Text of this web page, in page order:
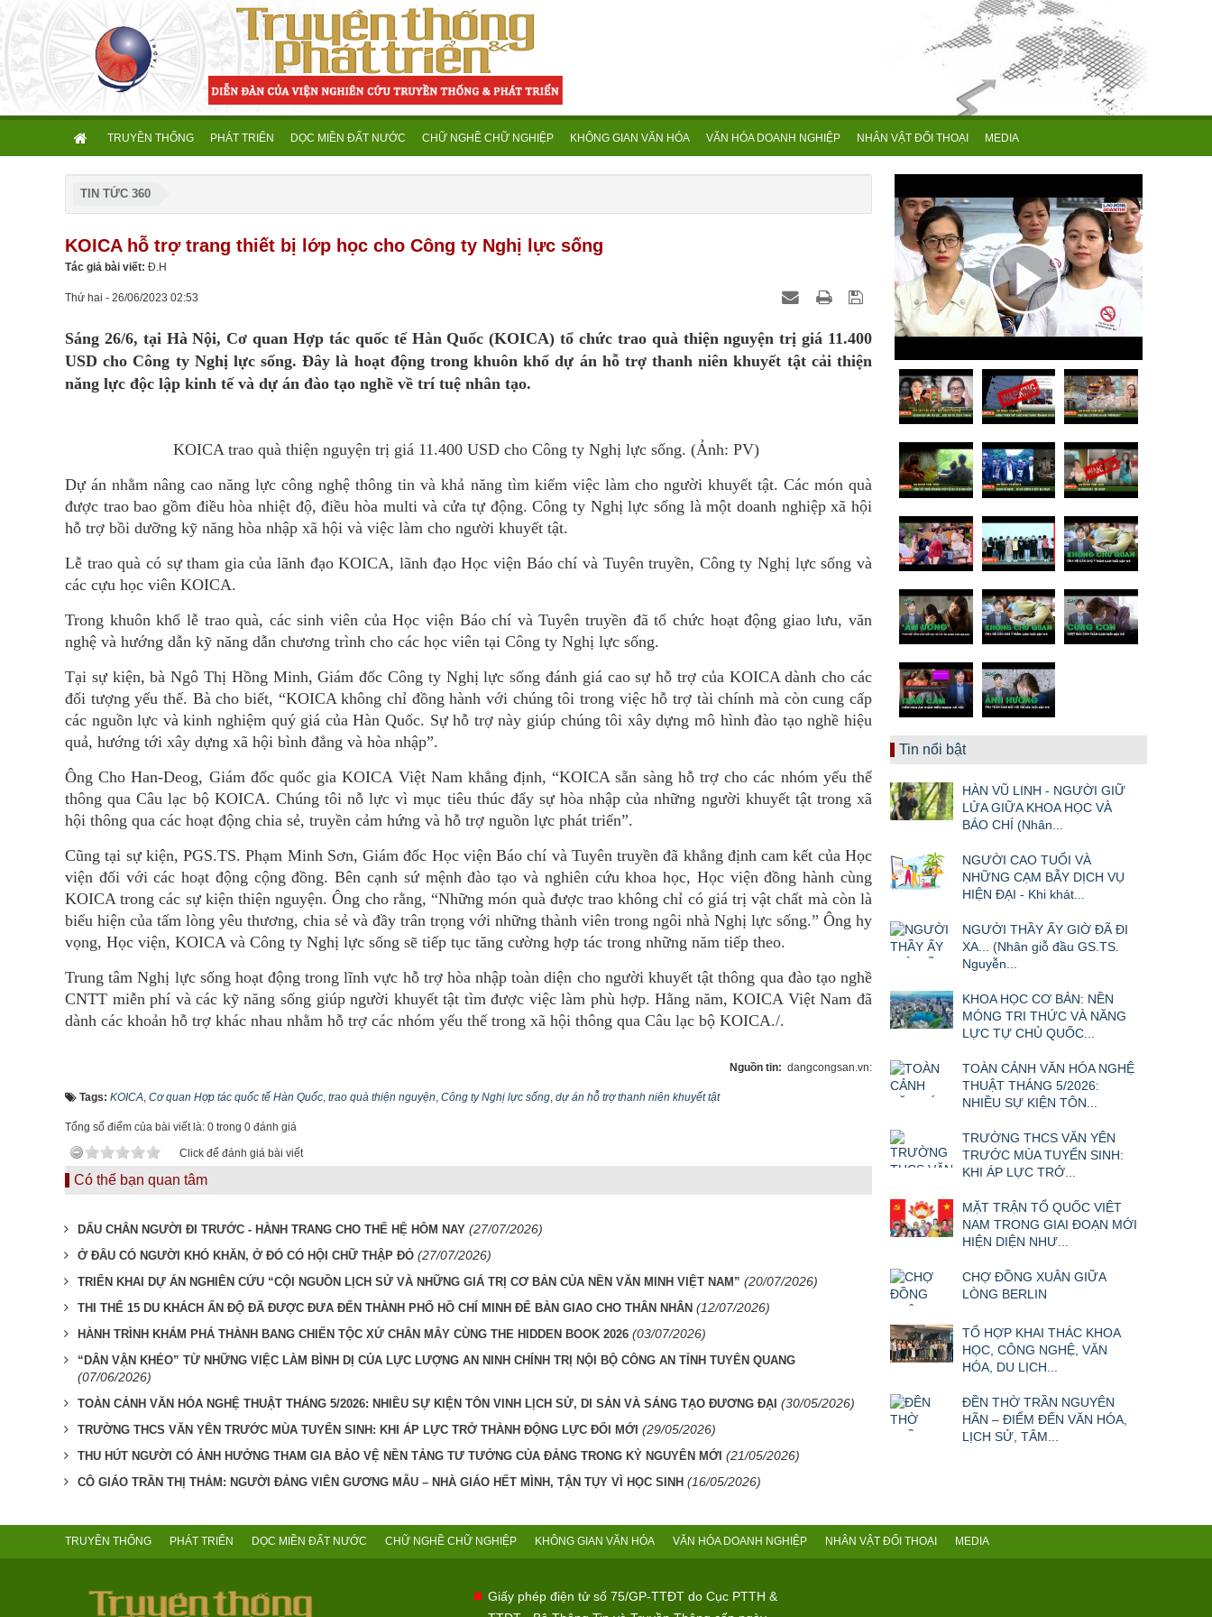
TRUYỀN THỐNG PHÁT TRIỂN DỌC MIỀN ĐẤT NƯỚC CHỮ NGHỀ CHỮ NGHIỆP KHÔNG GIAN VĂN HÓA VĂN HÓA DOANH NGHIỆP NHÂN VẬT ĐỐI THOẠI MEDIA
TIN TỨC 360
KOICA hỗ trợ trang thiết bị lớp học cho Công ty Nghị lực sống
Tác giả bài viết: Đ.H
Thứ hai - 26/06/2023 02:53
Sáng 26/6, tại Hà Nội, Cơ quan Hợp tác quốc tế Hàn Quốc (KOICA) tổ chức trao quà thiện nguyện trị giá 11.400
USD cho Công ty Nghị lực sống. Đây là hoạt động trong khuôn khổ dự án hỗ trợ thanh niên khuyết tật cải thiện
năng lực độc lập kinh tế và dự án đào tạo nghề về trí tuệ nhân tạo.
KOICA trao quà thiện nguyện trị giá 11.400 USD cho Công ty Nghị lực sống. (Ảnh: PV)
Dự án nhằm nâng cao năng lực công nghệ thông tin và khả năng tìm kiếm việc làm cho người khuyết tật. Các món quà
được trao bao gồm điều hòa nhiệt độ, điều hòa multi và cửa tự động. Công ty Nghị lực sống là một doanh nghiệp xã hội
hỗ trợ bồi dưỡng kỹ năng hòa nhập xã hội và việc làm cho người khuyết tật.
Lễ trao quà có sự tham gia của lãnh đạo KOICA, lãnh đạo Học viện Báo chí và Tuyên truyền, Công ty Nghị lực sống và
các cựu học viên KOICA.
Trong khuôn khổ lễ trao quà, các sinh viên của Học viện Báo chí và Tuyên truyền đã tổ chức hoạt động giao lưu, văn
nghệ và hướng dẫn kỹ năng dẫn chương trình cho các học viên tại Công ty Nghị lực sống.
Tại sự kiện, bà Ngô Thị Hồng Minh, Giám đốc Công ty Nghị lực sống đánh giá cao sự hỗ trợ của KOICA dành cho các
đối tượng yếu thế. Bà cho biết, “KOICA không chỉ đồng hành với chúng tôi trong việc hỗ trợ tài chính mà còn cung cấp
các nguồn lực và kinh nghiệm quý giá của Hàn Quốc. Sự hỗ trợ này giúp chúng tôi xây dựng mô hình đào tạo nghề hiệu
quả, hướng tới xây dựng xã hội bình đẳng và hòa nhập”.
Ông Cho Han-Deog, Giám đốc quốc gia KOICA Việt Nam khẳng định, “KOICA sẵn sàng hỗ trợ cho các nhóm yếu thế
thông qua Câu lạc bộ KOICA. Chúng tôi nỗ lực vì mục tiêu thúc đẩy sự hòa nhập của những người khuyết tật trong xã
hội thông qua các hoạt động chia sẻ, truyền cảm hứng và hỗ trợ nguồn lực phát triển”.
Cũng tại sự kiện, PGS.TS. Phạm Minh Sơn, Giám đốc Học viện Báo chí và Tuyên truyền đã khẳng định cam kết của Học
viện đối với các hoạt động cộng đồng. Bên cạnh sứ mệnh đào tạo và nghiên cứu khoa học, Học viện đồng hành cùng
KOICA trong các sự kiện thiện nguyện. Ông cho rằng, “Những món quà được trao không chỉ có giá trị vật chất mà còn là
biểu hiện của tấm lòng yêu thương, chia sẻ và đầy trân trọng với những thành viên trong ngôi nhà Nghị lực sống.” Ông hy
vọng, Học viện, KOICA và Công ty Nghị lực sống sẽ tiếp tục tăng cường hợp tác trong những năm tiếp theo.
Trung tâm Nghị lực sống hoạt động trong lĩnh vực hỗ trợ hòa nhập toàn diện cho người khuyết tật thông qua đào tạo nghề
CNTT miễn phí và các kỹ năng sống giúp người khuyết tật tìm được việc làm phù hợp. Hằng năm, KOICA Việt Nam đã
dành các khoản hỗ trợ khác nhau nhằm hỗ trợ các nhóm yếu thế trong xã hội thông qua Câu lạc bộ KOICA./.
Nguồn tin: dangcongsan.vn:
Tags: KOICA, Cơ quan Hợp tác quốc tế Hàn Quốc, trao quà thiện nguyện, Công ty Nghị lực sống, dự án hỗ trợ thanh niên khuyết tật
Tổng số điểm của bài viết là: 0 trong 0 đánh giá
Click để đánh giá bài viết
Có thể bạn quan tâm
DẤU CHÂN NGƯỜI ĐI TRƯỚC - HÀNH TRANG CHO THẾ HỆ HÔM NAY (27/07/2026)
Ở ĐÂU CÓ NGƯỜI KHÓ KHĂN, Ở ĐÓ CÓ HỘI CHỮ THẬP ĐỎ (27/07/2026)
TRIỂN KHAI DỰ ÁN NGHIÊN CỨU “CỘI NGUỒN LỊCH SỬ VÀ NHỮNG GIÁ TRỊ CƠ BẢN CỦA NỀN VĂN MINH VIỆT NAM” (20/07/2026)
THI THỂ 15 DU KHÁCH ẤN ĐỘ ĐÃ ĐƯỢC ĐƯA ĐẾN THÀNH PHỐ HỒ CHÍ MINH ĐỂ BÀN GIAO CHO THÂN NHÂN (12/07/2026)
HÀNH TRÌNH KHÁM PHÁ THÀNH BANG CHIẾN TỘC XỨ CHÂN MÂY CÙNG THE HIDDEN BOOK 2026 (03/07/2026)
“DÂN VẬN KHÉO” TỪ NHỮNG VIỆC LÀM BÌNH DỊ CỦA LỰC LƯỢNG AN NINH CHÍNH TRỊ NỘI BỘ CÔNG AN TỈNH TUYÊN QUANG
(07/06/2026)
TOÀN CẢNH VĂN HÓA NGHỆ THUẬT THÁNG 5/2026: NHIỀU SỰ KIỆN TÔN VINH LỊCH SỬ, DI SẢN VÀ SÁNG TẠO ĐƯƠNG ĐẠI (30/05/2026)
TRƯỜNG THCS VĂN YÊN TRƯỚC MÙA TUYỂN SINH: KHI ÁP LỰC TRỞ THÀNH ĐỘNG LỰC ĐỔI MỚI (29/05/2026)
THU HÚT NGƯỜI CÓ ẢNH HƯỞNG THAM GIA BẢO VỆ NỀN TẢNG TƯ TƯỞNG CỦA ĐẢNG TRONG KỶ NGUYÊN MỚI (21/05/2026)
CÔ GIÁO TRẦN THỊ THẮM: NGƯỜI ĐẢNG VIÊN GƯƠNG MẪU – NHÀ GIÁO HẾT MÌNH, TẬN TỤY VÌ HỌC SINH (16/05/2026)
Tin nổi bật
HÀN VŨ LINH - NGƯỜI GIỮ
LỬA GIỮA KHOA HỌC VÀ
BÁO CHÍ (Nhân...
NGƯỜI CAO TUỔI VÀ
NHỮNG CẠM BẪY DỊCH VỤ
HIỆN ĐẠI - Khi khát...
NGƯỜI THẦY ẤY GIỜ ĐÃ ĐI
XA... (Nhân giỗ đầu GS.TS.
Nguyễn...
KHOA HỌC CƠ BẢN: NỀN
MÓNG TRI THỨC VÀ NĂNG
LỰC TỰ CHỦ QUỐC...
TOÀN CẢNH VĂN HÓA NGHỆ
THUẬT THÁNG 5/2026:
NHIỀU SỰ KIỆN TÔN...
TRƯỜNG THCS VĂN YÊN
TRƯỚC MÙA TUYỂN SINH:
KHI ÁP LỰC TRỞ...
MẶT TRẬN TỔ QUỐC VIỆT
NAM TRONG GIAI ĐOẠN MỚI
HIỆN DIỆN NHƯ...
CHỢ ĐỒNG XUÂN GIỮA
LÒNG BERLIN
TỔ HỢP KHAI THÁC KHOA
HỌC, CÔNG NGHỆ, VĂN
HÓA, DU LỊCH...
ĐỀN THỜ TRẦN NGUYÊN
HÃN – ĐIỂM ĐẾN VĂN HÓA,
LỊCH SỬ, TÂM...
TRUYỀN THỐNG PHÁT TRIỂN DỌC MIỀN ĐẤT NƯỚC CHỮ NGHỀ CHỮ NGHIỆP KHÔNG GIAN VĂN HÓA VĂN HÓA DOANH NGHIỆP NHÂN VẬT ĐỐI THOẠI MEDIA
Giấy phép điện tử số 75/GP-TTĐT do Cục PTTH &